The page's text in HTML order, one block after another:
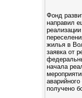
Фонд
направил
жилья в
заявка от
начала
получено